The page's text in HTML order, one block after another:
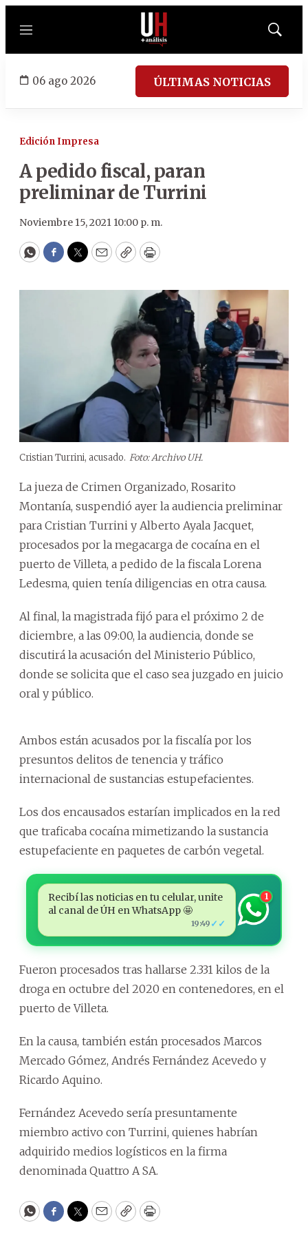
Menú
Mostrar
06 ago 2026 ÚLTIMAS NOTICIAS
Edición Impresa
A pedido fiscal, paran
preliminar de Turrini
Noviembre 15, 2021 10:00 p. m.
WhatsApp
Facebook
Twitter
EmailCopyPrint
Cristian Turrini, acusado. Foto: Archivo UH.
La jueza de Crimen Organizado, Rosarito
Montanía, suspendió ayer la audiencia preliminar
para Cristian Turrini y Alberto Ayala Jacquet,
procesados por la megacarga de cocaína en el
puerto de Villeta, a pedido de la fiscala Lorena
Ledesma, quien tenía diligencias en otra causa.
Al final, la magistrada fijó para el próximo 2 de
diciembre, a las 09:00, la audiencia, donde se
discutirá la acusación del Ministerio Público,
donde se solicita que el caso sea juzgado en juicio
oral y público.
Ambos están acusados por la fiscalía por los
presuntos delitos de tenencia y tráfico
internacional de sustancias estupefacientes.
Los dos encausados estarían implicados en la red
que traficaba cocaína mimetizando la sustancia
estupefaciente en paquetes de carbón vegetal.
Recibí las noticias en tu celular, unite
al canal de ÚH en WhatsApp 🤩
19:49 ✓✓
1
Fueron procesados tras hallarse 2.331 kilos de la
droga en octubre del 2020 en contenedores, en el
puerto de Villeta.
En la causa, también están procesados Marcos
Mercado Gómez, Andrés Fernández Acevedo y
Ricardo Aquino.
Fernández Acevedo sería presuntamente
miembro activo con Turrini, quienes habrían
adquirido medios logísticos en la firma
denominada Quattro A SA.
WhatsApp
Facebook
Twitter
EmailCopyPrint